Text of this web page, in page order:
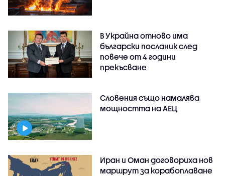
В Украйна отново има
български посланик след
повече от 4 години
прекъсване
Словения също намалява
мощността на АЕЦ
Иран и Оман договориха нов
маршрут за корабоплаване